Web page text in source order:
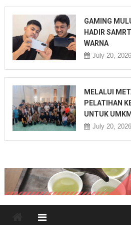
GAMING
HADIR
WARNA
July 20, 2026
MELALUI
PELATIHAN
UNTUK
July 20, 2026